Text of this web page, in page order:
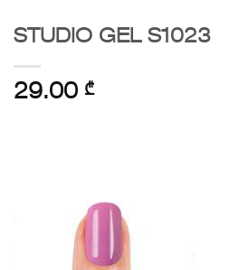
STUDIO GEL S1023
29.00 ₾